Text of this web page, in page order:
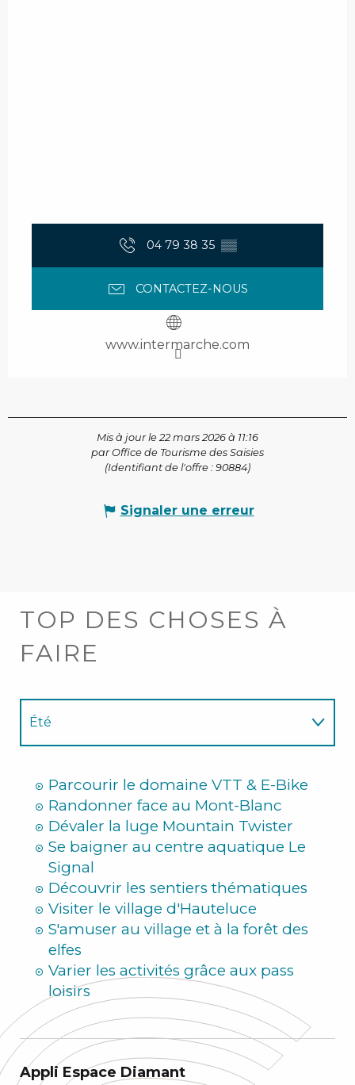
04 79 38 35 ▒▒
CONTACTEZ-NOUS
www.intermarche.com
Mis à jour le 22 mars 2026 à 11:16
par Office de Tourisme des Saisies
(Identifiant de l'offre : 90884)
Signaler une erreur
TOP DES CHOSES À
FAIRE
Été
Parcourir le domaine VTT & E-Bike
Randonner face au Mont-Blanc
Dévaler la luge Mountain Twister
Se baigner au centre aquatique Le
Signal
Découvrir les sentiers thématiques
Visiter le village d'Hauteluce
S'amuser au village et à la forêt des
elfes
Varier les activités grâce aux pass
loisirs
Appli Espace Diamant